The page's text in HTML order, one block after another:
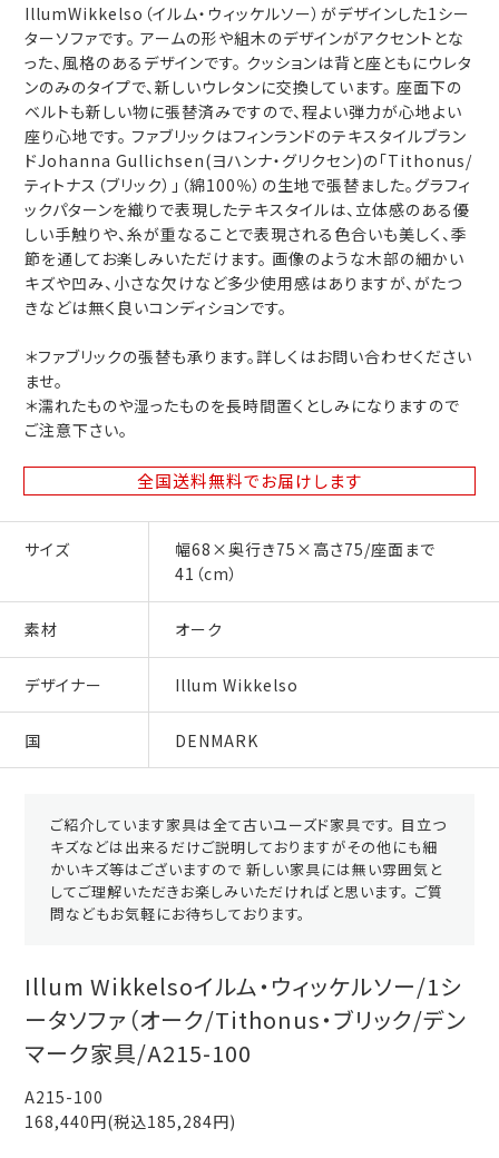
IllumWikkelso（イルム・ウィッケルソー）がデザインした1シー
ターソファです。 アームの形や組木のデザインがアクセントとな
った、風格のあるデザインです。 クッションは背と座ともにウレタ
ンのみのタイプで、新しいウレタンに交換しています。 座面下の
ベルトも新しい物に張替済みですので、程よい弾力が心地よい
座り心地です。 ファブリックはフィンランドのテキスタイルブラン
ドJohanna Gullichsen(ヨハンナ・グリクセン)の「Tithonus/
ティトナス（ブリック）」（綿100％）の生地で張替ました。グラフィ
ックパターンを織りで表現したテキスタイルは、立体感のある優
しい手触りや、糸が重なることで表現される色合いも美しく、季
節を通してお楽しみいただけます。 画像のような木部の細かい
キズや凹み、小さな欠けなど多少使用感はありますが、がたつ
きなどは無く良いコンディションです。
＊ファブリックの張替も承ります。詳しくはお問い合わせください
ませ。
＊濡れたものや湿ったものを長時間置くとしみになりますので
ご注意下さい。
全国送料無料でお届けします
サイズ
幅68×奥行き75×高さ75/座面まで
41（cm）
素材 オーク
デザイナー Illum Wikkelso
国 DENMARK
ご紹介しています家具は全て古いユーズド家具です。 目立つ
キズなどは出来るだけご説明しておりますがその他にも細
かいキズ等はございますので 新しい家具には無い雰囲気と
してご理解いただきお楽しみいただければと思います。 ご質
問などもお気軽にお待ちしております。
Illum Wikkelsoイルム・ウィッケルソー/1シ
ータソファ（オーク/Tithonus・ブリック/デン
マーク家具/A215-100
A215-100
168,440円(税込185,284円)